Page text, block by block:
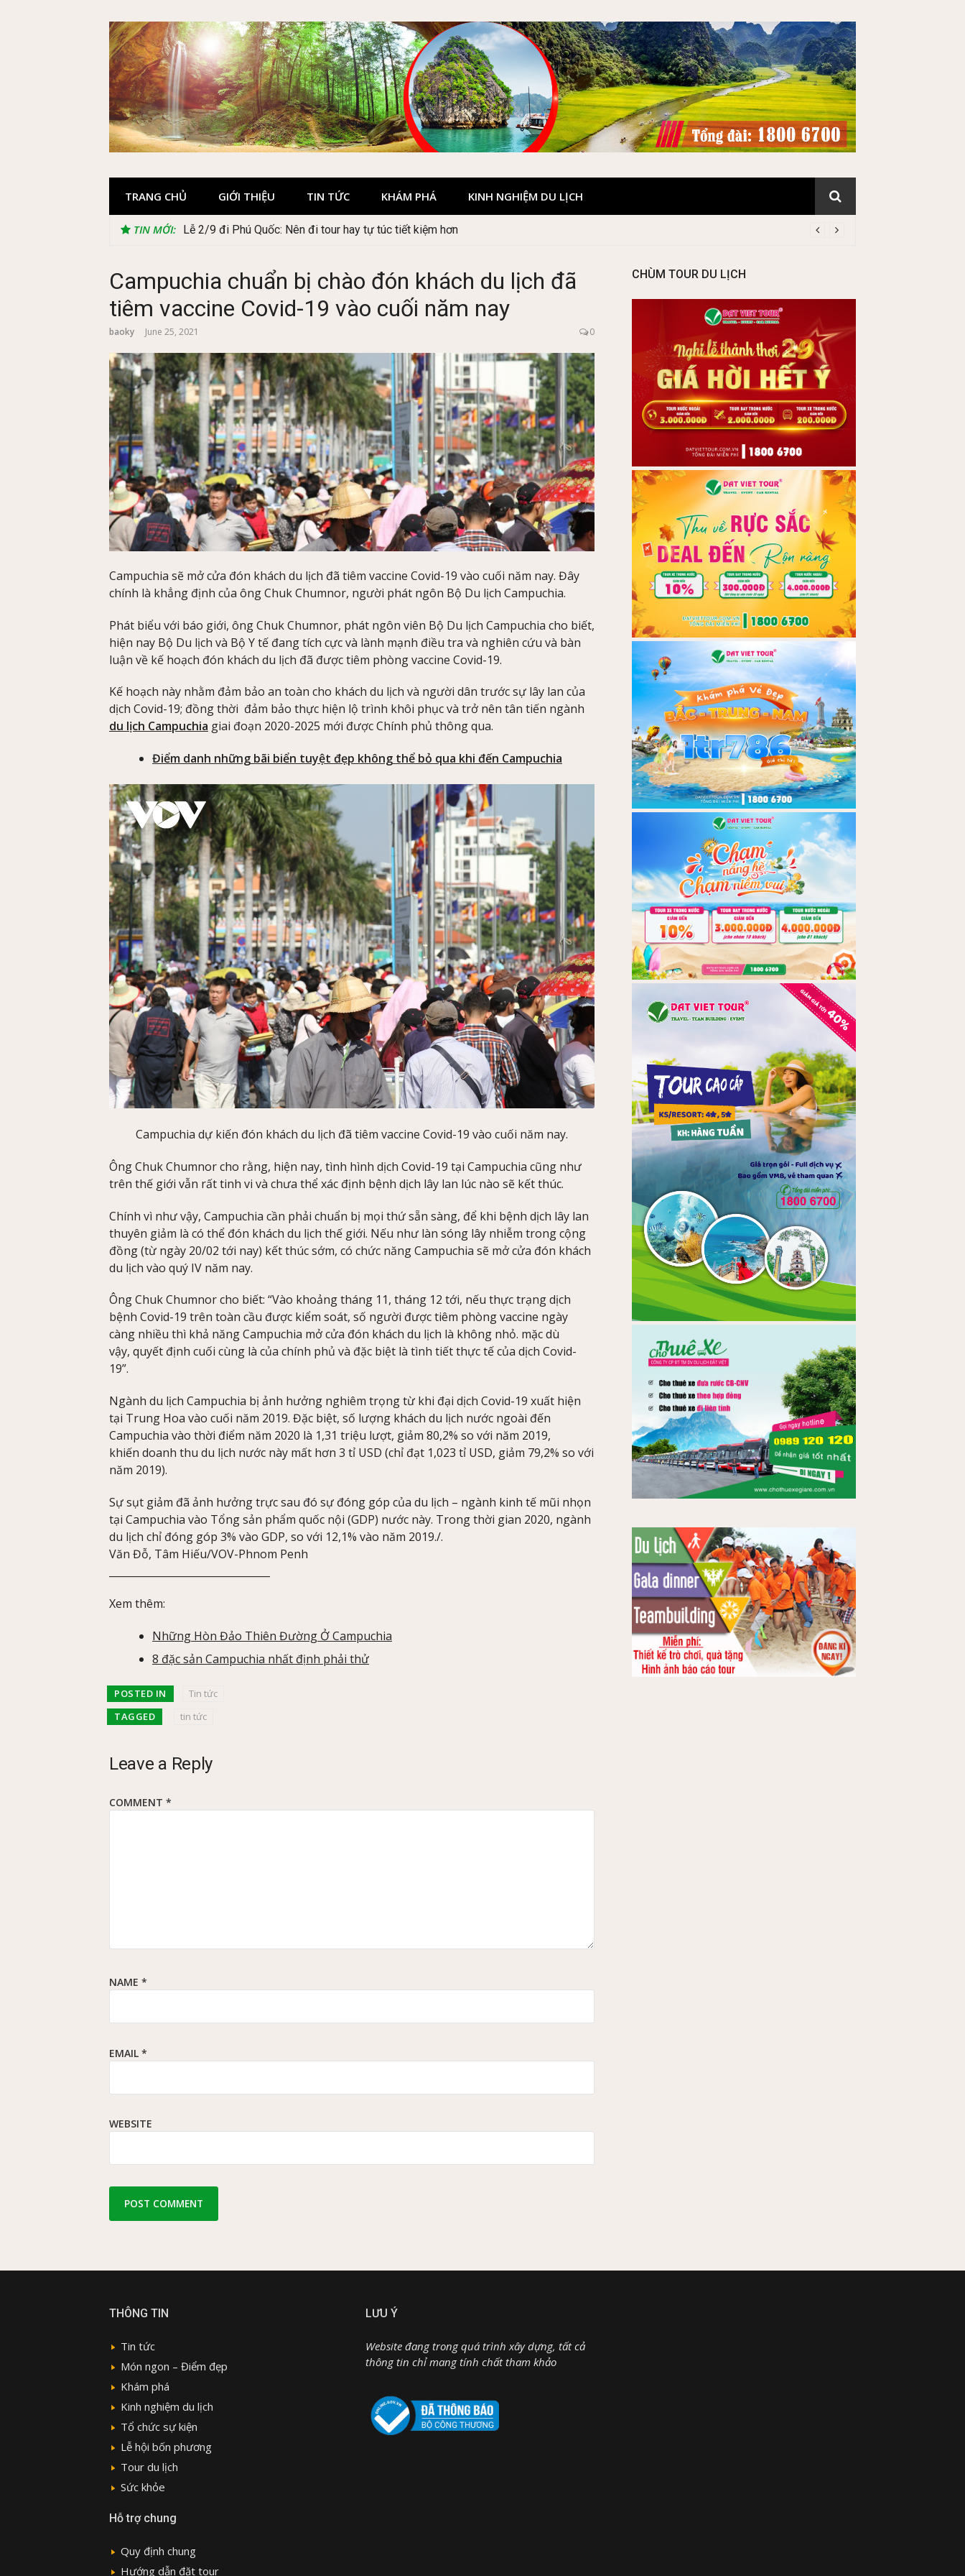
TRANG CHỦ GIỚI THIỆU TIN TỨC KHÁM PHÁ KINH NGHIỆM DU LỊCH
TIN MỚI: Lễ 2/9 đi Phú Quốc: Nên đi tour hay tự túc tiết kiệm hơn
Campuchia chuẩn bị chào đón khách du lịch đã
tiêm vaccine Covid-19 vào cuối năm nay
baoky June 25, 2021 0
Campuchia sẽ mở cửa đón khách du lịch đã tiêm vaccine Covid-19 vào cuối năm nay. Đây
chính là khẳng định của ông Chuk Chumnor, người phát ngôn Bộ Du lịch Campuchia.
Phát biểu với báo giới, ông Chuk Chumnor, phát ngôn viên Bộ Du lịch Campuchia cho biết,
hiện nay Bộ Du lịch và Bộ Y tế đang tích cực và lành mạnh điều tra và nghiên cứu và bàn
luận về kế hoạch đón khách du lịch đã được tiêm phòng vaccine Covid-19.
Kế hoạch này nhằm đảm bảo an toàn cho khách du lịch và người dân trước sự lây lan của
dịch Covid-19; đồng thời đảm bảo thực hiện lộ trình khôi phục và trở nên tân tiến ngành
du lịch Campuchia giai đoạn 2020-2025 mới được Chính phủ thông qua.
Điểm danh những bãi biển tuyệt đẹp không thể bỏ qua khi đến Campuchia
Campuchia dự kiến đón khách du lịch đã tiêm vaccine Covid-19 vào cuối năm nay.
Ông Chuk Chumnor cho rằng, hiện nay, tình hình dịch Covid-19 tại Campuchia cũng như
trên thế giới vẫn rất tinh vi và chưa thể xác định bệnh dịch lây lan lúc nào sẽ kết thúc.
Chính vì như vậy, Campuchia cần phải chuẩn bị mọi thứ sẵn sàng, để khi bệnh dịch lây lan
thuyên giảm là có thể đón khách du lịch thế giới. Nếu như làn sóng lây nhiễm trong cộng
đồng (từ ngày 20/02 tới nay) kết thúc sớm, có chức năng Campuchia sẽ mở cửa đón khách
du lịch vào quý IV năm nay.
Ông Chuk Chumnor cho biết: “Vào khoảng tháng 11, tháng 12 tới, nếu thực trạng dịch
bệnh Covid-19 trên toàn cầu được kiểm soát, số người được tiêm phòng vaccine ngày
càng nhiều thì khả năng Campuchia mở cửa đón khách du lịch là không nhỏ. mặc dù
vậy, quyết định cuối cùng là của chính phủ và đặc biệt là tình tiết thực tế của dịch Covid-
19”.
Ngành du lịch Campuchia bị ảnh hưởng nghiêm trọng từ khi đại dịch Covid-19 xuất hiện
tại Trung Hoa vào cuối năm 2019. Đặc biệt, số lượng khách du lịch nước ngoài đến
Campuchia vào thời điểm năm 2020 là 1,31 triệu lượt, giảm 80,2% so với năm 2019,
khiến doanh thu du lịch nước này mất hơn 3 tỉ USD (chỉ đạt 1,023 tỉ USD, giảm 79,2% so với
năm 2019).
Sự sụt giảm đã ảnh hưởng trực sau đó sự đóng góp của du lịch – ngành kinh tế mũi nhọn
tại Campuchia vào Tổng sản phẩm quốc nội (GDP) nước này. Trong thời gian 2020, ngành
du lịch chỉ đóng góp 3% vào GDP, so với 12,1% vào năm 2019./.
Văn Đỗ, Tâm Hiếu/VOV-Phnom Penh
Xem thêm:
Những Hòn Đảo Thiên Đường Ở Campuchia
8 đặc sản Campuchia nhất định phải thử
POSTED IN
Tin tức
TAGGED
tin tức
Leave a Reply
COMMENT *
NAME *
EMAIL *
WEBSITE
CHÙM TOUR DU LỊCH
THÔNG TIN
Tin tức
Món ngon – Điểm đẹp
Khám phá
Kinh nghiệm du lịch
Tổ chức sự kiện
Lễ hội bốn phương
Tour du lịch
Sức khỏe
Hỗ trợ chung
Quy định chung
Hướng dẫn đặt tour
LƯU Ý
Website đang trong quá trình xây dựng, tất cả
thông tin chỉ mang tính chất tham khảo